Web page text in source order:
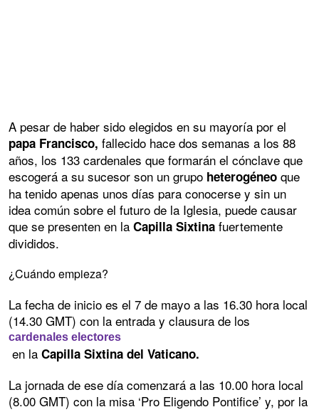
A pesar de haber sido elegidos en su mayoría por el
papa Francisco, fallecido hace dos semanas a los 88
años, los 133 cardenales que formarán el cónclave que
escogerá a su sucesor son un grupo heterogéneo que
ha tenido apenas unos días para conocerse y sin un
idea común sobre el futuro de la Iglesia, puede causar
que se presenten en la Capilla Sixtina fuertemente
divididos.
¿Cuándo empieza?
La fecha de inicio es el 7 de mayo a las 16.30 hora local
(14.30 GMT) con la entrada y clausura de los
cardenales electores
en la Capilla Sixtina del Vaticano.
La jornada de ese día comenzará a las 10.00 hora local
(8.00 GMT) con la misa ‘Pro Eligendo Pontifice’ y, por la